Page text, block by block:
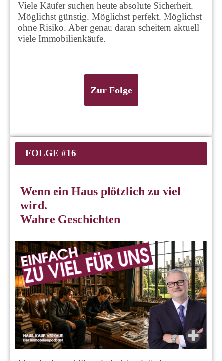
Viele Käufer suchen heute absolute Sicherheit.
Möglichst günstig. Möglichst perfekt. Möglichst
ohne Risiko. Aber genau daran scheitern aktuell
viele Immobilienkäufe.
Zur Folge
FOLGE #16
Wenn ein Haus plötzlich zu viel
wird.
Wahre Geschichten